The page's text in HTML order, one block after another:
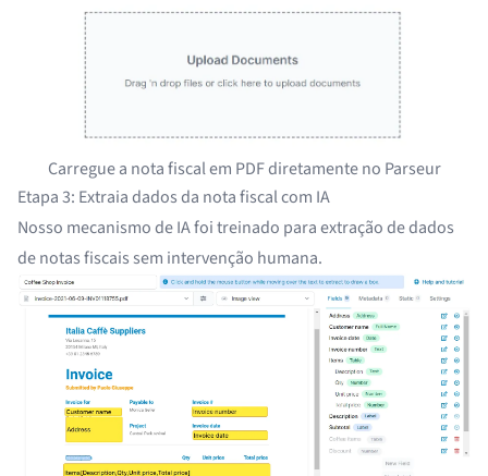
Carregue a nota fiscal em PDF diretamente no Parseur
Etapa 3: Extraia dados da nota fiscal com IA
Nosso mecanismo de IA foi treinado para extração de dados
de notas fiscais sem intervenção humana.